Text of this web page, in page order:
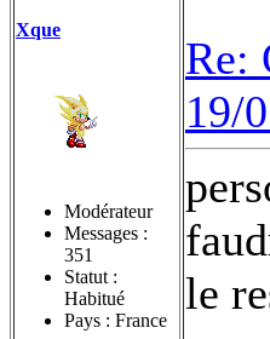
Xque
Modérateur
Messages :
351
Statut :
Habitué
Pays : France
Re:
19/
le